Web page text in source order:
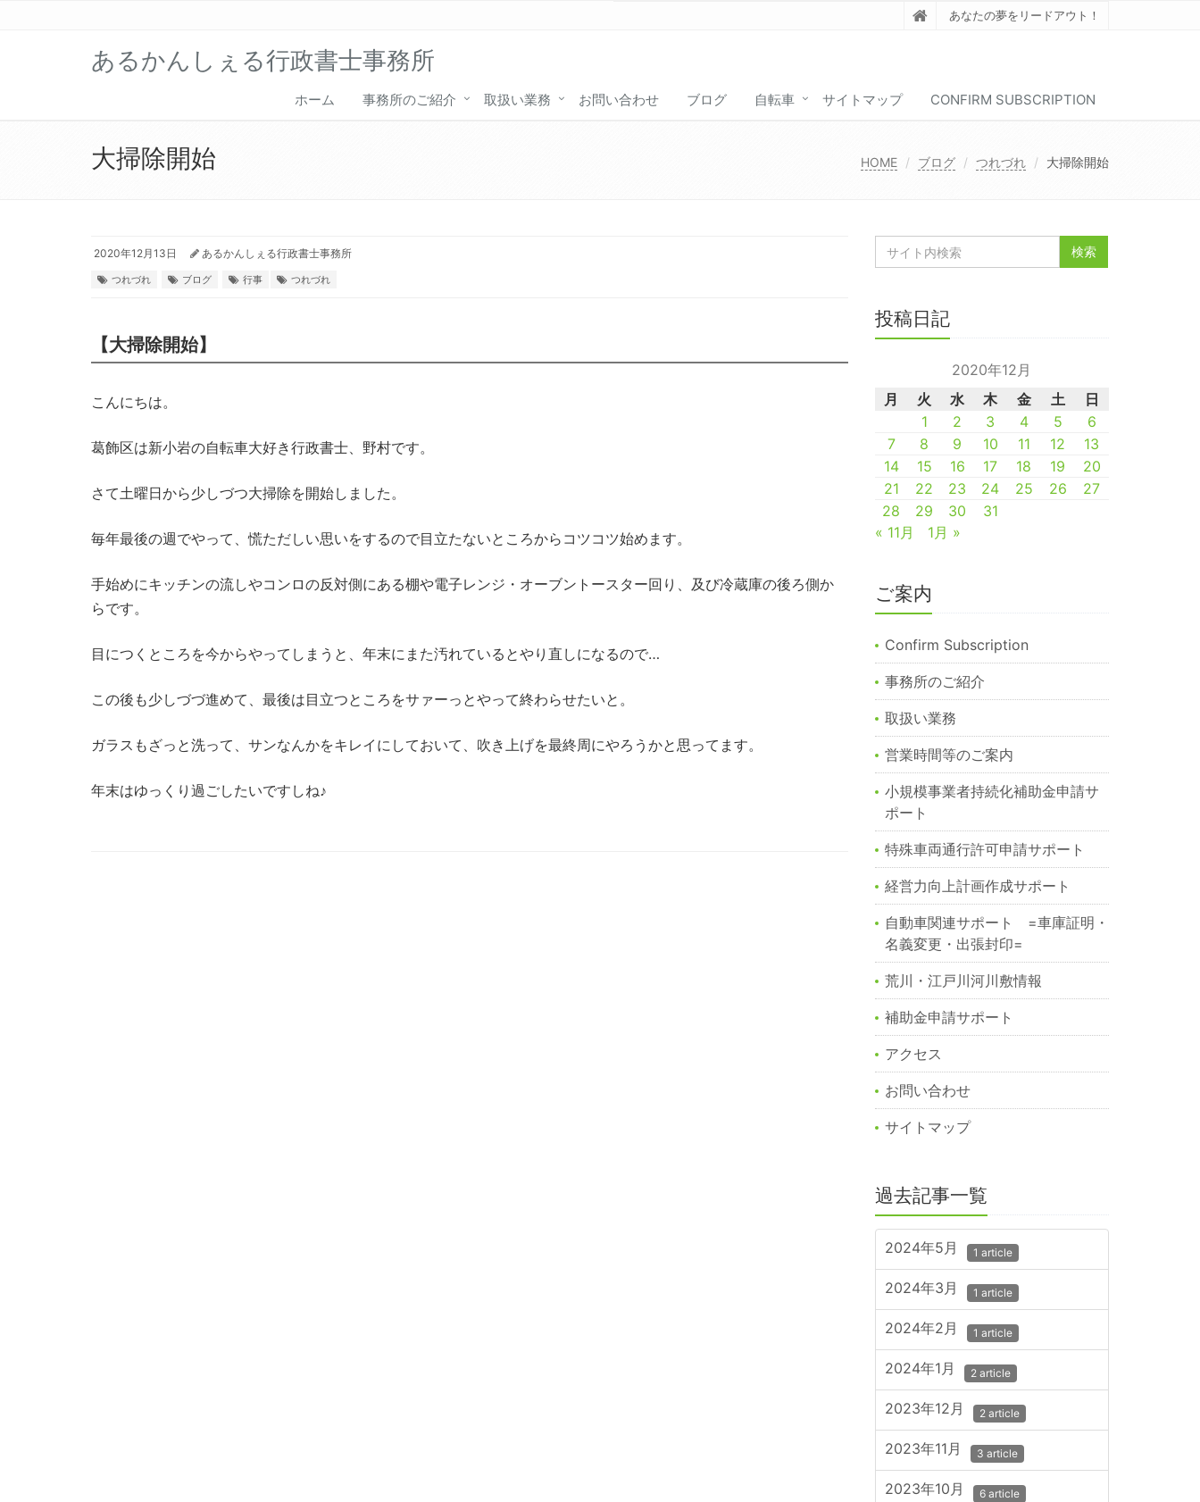
あなたの夢をリードアウト！
あるかんしぇる行政書士事務所
ホーム 事務所のご紹介 取扱い業務 お問い合わせ ブログ 自転車 サイトマップ CONFIRM SUBSCRIPTION
大掃除開始 HOME ブログ つれづれ 大掃除開始
2020年12月13日 あるかんしぇる行政書士事務所
つれづれ ブログ 行事 つれづれ
【大掃除開始】
こんにちは。
葛飾区は新小岩の自転車大好き行政書士、野村です。
さて土曜日から少しづつ大掃除を開始しました。
毎年最後の週でやって、慌ただしい思いをするので目立たないところからコツコツ始めます。
手始めにキッチンの流しやコンロの反対側にある棚や電子レンジ・オーブントースター回り、及び冷蔵庫の後ろ側か
らです。
目につくところを今からやってしまうと、年末にまた汚れているとやり直しになるので…
この後も少しづづ進めて、最後は目立つところをサァーっとやって終わらせたいと。
ガラスもざっと洗って、サンなんかをキレイにしておいて、吹き上げを最終周にやろうかと思ってます。
年末はゆっくり過ごしたいですしね♪
投稿日記
2020年12月
月
火 水 木 金 土
日
1
2 3 4 5
6
7
8 9 10 11 12
13
14
15 16 17 18 19
20
21
22 23 24 25 26
27
28
29 30
31
« 11月
1月 »
ご案内
Confirm Subscription
事務所のご紹介
取扱い業務
営業時間等のご案内
小規模事業者持続化補助金申請サ
ポート
特殊車両通行許可申請サポート
経営力向上計画作成サポート
自動車関連サポート =車庫証明・
名義変更・出張封印=
荒川・江戸川河川敷情報
補助金申請サポート
アクセス
お問い合わせ
サイトマップ
過去記事一覧
2024年5月 1 article
2024年3月 1 article
2024年2月 1 article
2024年1月 2 article
2023年12月 2 article
2023年11月 3 article
2023年10月 6 article